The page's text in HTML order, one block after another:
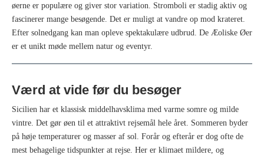
øerne er populære og giver stor variation. Stromboli er stadig aktiv og
fascinerer mange besøgende. Det er muligt at vandre op mod krateret.
Efter solnedgang kan man opleve spektakulære udbrud. De Æoliske Øer
er et unikt møde mellem natur og eventyr.
Værd at vide før du besøger
Sicilien har et klassisk middelhavsklima med varme somre og milde
vintre. Det gør øen til et attraktivt rejsemål hele året. Sommeren byder
på høje temperaturer og masser af sol. Forår og efterår er dog ofte de
mest behagelige tidspunkter at rejse. Her er klimaet mildere, og